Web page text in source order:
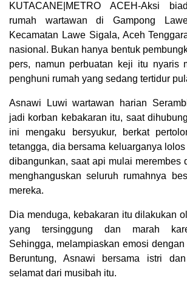
KUTACANE|METRO ACEH-Aksi
rumah wartawan di Gampong
Kecamatan Lawe Sigala, Aceh
nasional. Bukan hanya bentuk
pers, namun perbuatan keji itu nyaris
penghuni rumah yang sedang tertidur
Asnawi Luwi wartawan harian
jadi korban kebakaran itu, saat
ini mengaku bersyukur, berkat
tetangga, dia bersama keluarganya
dibangunkan, saat api mulai merembes
menghanguskan seluruh rumahnya
mereka.
Dia menduga, kebakaran itu dilakukan
yang tersinggung dan marah
Sehingga, melampiaskan emosi
Beruntung, Asnawi bersama istri
selamat dari musibah itu.